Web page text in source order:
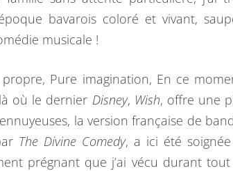
bavarois coloré et vivant,
musicale !
Pure imagination, En ce
où le dernier Disney, Wish, offre une
la version française de
The Divine Comedy, a ici été
prégnant que j’ai vécu durant